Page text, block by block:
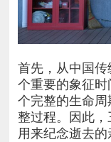
首先，从中国
个重要的象征
个完整的生命
整过程。因此，
用来纪念逝去